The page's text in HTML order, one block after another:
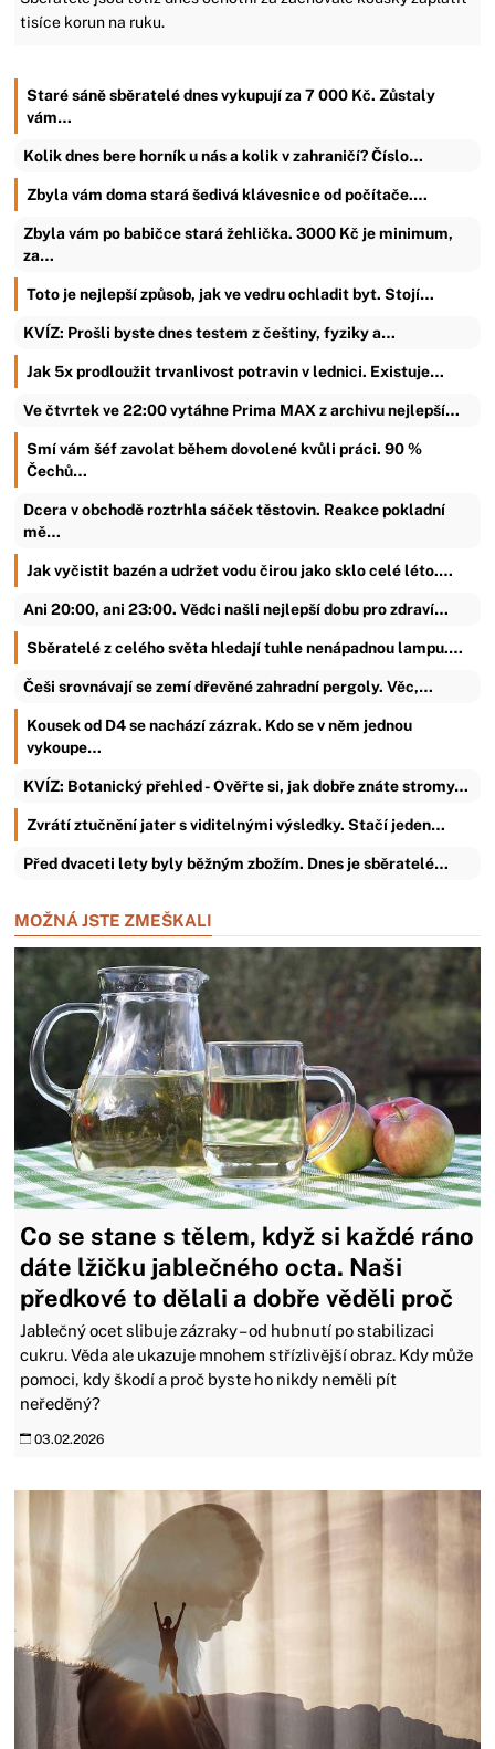
tisíce korun na ruku.
Staré sáně sběratelé dnes vykupují za 7 000 Kč. Zůstaly
vám…
Kolik dnes bere horník u nás a kolik v zahraničí? Číslo…
Zbyla vám doma stará šedivá klávesnice od počítače.…
Zbyla vám po babičce stará žehlička. 3000 Kč je minimum,
za…
Toto je nejlepší způsob, jak ve vedru ochladit byt. Stojí…
KVÍZ: Prošli byste dnes testem z češtiny, fyziky a…
Jak 5x prodloužit trvanlivost potravin v lednici. Existuje…
Ve čtvrtek ve 22:00 vytáhne Prima MAX z archivu nejlepší…
Smí vám šéf zavolat během dovolené kvůli práci. 90 %
Čechů…
Dcera v obchodě roztrhla sáček těstovin. Reakce pokladní
mě…
Jak vyčistit bazén a udržet vodu čirou jako sklo celé léto.…
Ani 20:00, ani 23:00. Vědci našli nejlepší dobu pro zdraví…
Sběratelé z celého světa hledají tuhle nenápadnou lampu.…
Češi srovnávají se zemí dřevěné zahradní pergoly. Věc,…
Kousek od D4 se nachází zázrak. Kdo se v něm jednou
vykoupe…
KVÍZ: Botanický přehled - Ověřte si, jak dobře znáte stromy…
Zvrátí ztučnění jater s viditelnými výsledky. Stačí jeden…
Před dvaceti lety byly běžným zbožím. Dnes je sběratelé…
MOŽNÁ JSTE ZMEŠKALI
Co se stane s tělem, když si každé ráno
dáte lžičku jablečného octa. Naši
předkové to dělali a dobře věděli proč
Jablečný ocet slibuje zázraky – od hubnutí po stabilizaci
cukru. Věda ale ukazuje mnohem střízlivější obraz. Kdy může
pomoci, kdy škodí a proč byste ho nikdy neměli pít
neředěný?
03.02.2026